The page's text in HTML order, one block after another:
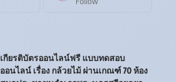
เกียรติบัตรออนไลน์ฟรี แบบทดสอบ
ออนไลน์ เรื่อง กล้วยไม้ ผ่านเกณฑ์ 70 ห้อง